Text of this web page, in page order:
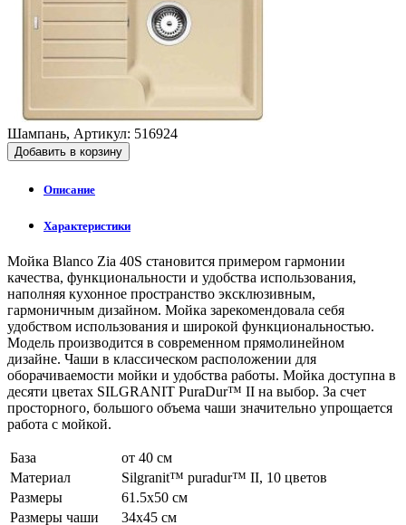
Шампань, Артикул: 516924
Добавить в корзину
Описание
Характеристики
Мойка Blanco Zia 40S становится примером гармонии
качества, функциональности и удобства использования,
наполняя кухонное пространство эксклюзивным,
гармоничным дизайном. Мойка зарекомендовала себя
удобством использования и широкой функциональностью.
Модель производится в современном прямолинейном
дизайне. Чаши в классическом расположении для
оборачиваемости мойки и удобства работы. Мойка доступна в
десяти цветах SILGRANIT PuraDur™ II на выбор. За счет
просторного, большого объема чаши значительно упрощается
работа с мойкой.
База
от 40 см
Материал
Silgranit™ puradur™ II, 10 цветов
Размеры
61.5x50 см
Размеры чаши
34x45 см